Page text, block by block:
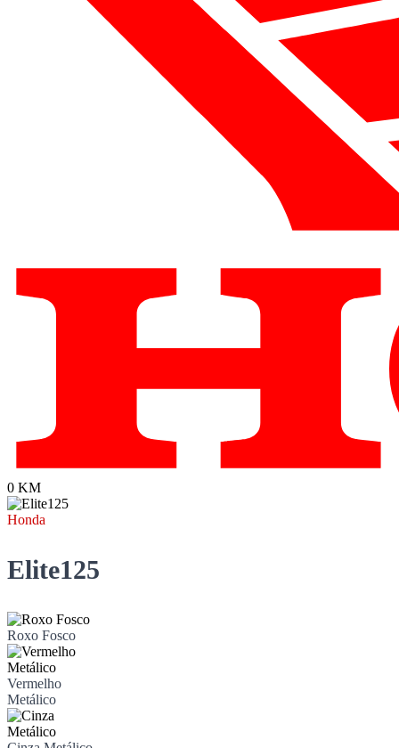
0 KM
Honda
Elite125
Roxo Fosco
Vermelho
Metálico